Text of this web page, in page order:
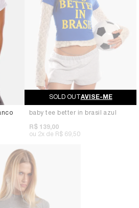
AVISE-ME
baby tee better in brasil azul
R$ 139,00
2x R$ 69,50